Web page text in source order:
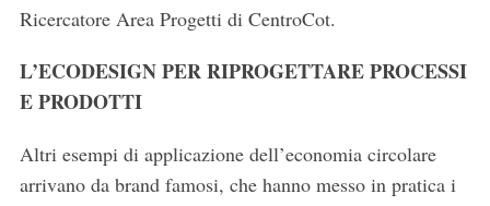
Ricercatore Area Progetti di CentroCot.
L’ECODESIGN PER RIPROGETTARE PROCESSI
E PRODOTTI
Altri esempi di applicazione dell’economia circolare
arrivano da brand famosi, che hanno messo in pratica i
r